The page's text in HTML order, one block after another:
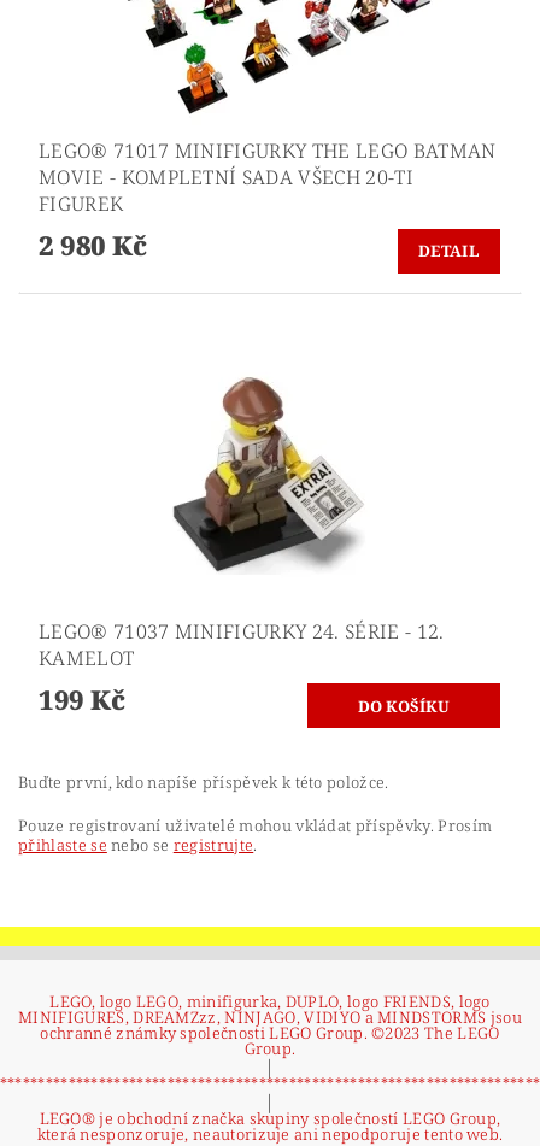
LEGO® 71017 MINIFIGURKY THE LEGO BATMAN
MOVIE - KOMPLETNÍ SADA VŠECH 20-TI
FIGUREK
2 980 Kč DETAIL
LEGO® 71037 MINIFIGURKY 24. SÉRIE - 12.
KAMELOT
199 Kč
Buďte první, kdo napíše příspěvek k této položce.
Pouze registrovaní uživatelé mohou vkládat příspěvky. Prosím
přihlaste se nebo se registrujte.
LEGO, logo LEGO, minifigurka, DUPLO, logo FRIENDS, logo
MINIFIGURES, DREAMZzz, NINJAGO, VIDIYO a MINDSTORMS jsou
ochranné známky společnosti LEGO Group. ©2023 The LEGO
Group.
|
|
LEGO® je obchodní značka skupiny společností LEGO Group,
která nesponzoruje, neautorizuje ani nepodporuje tento web.